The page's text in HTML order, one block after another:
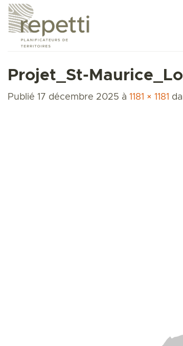
Passer
au
contenu
Projet_St-
Publié 17 décembre 2025 à 1181 × 1181